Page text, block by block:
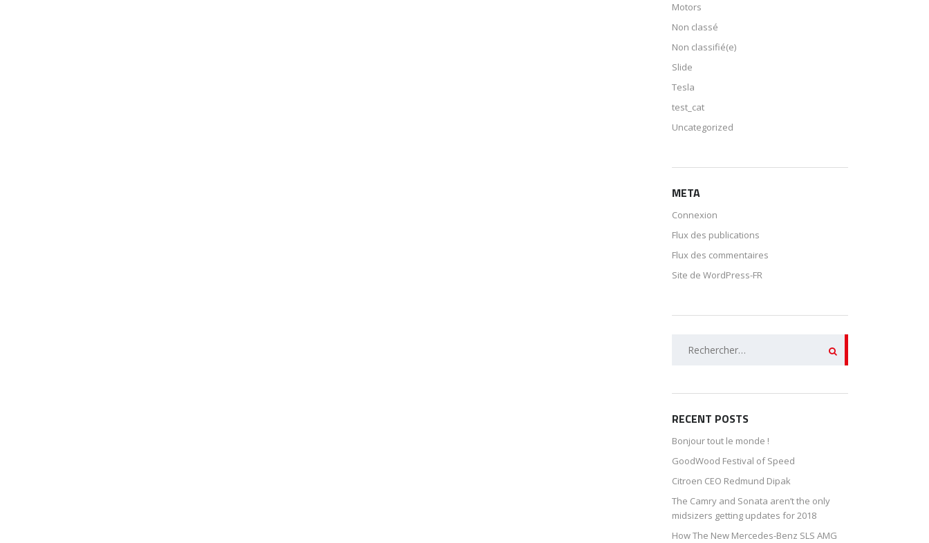
Motors
Non classé
Non classifié(e)
Slide
Tesla
test_cat
Uncategorized
META
Connexion
Flux des publications
Flux des commentaires
Site de WordPress-FR
RECENT POSTS
Bonjour tout le monde !
GoodWood Festival of Speed
Citroen CEO Redmund Dipak
The Camry and Sonata aren’t the only
midsizers getting updates for 2018
How The New Mercedes-Benz SLS AMG